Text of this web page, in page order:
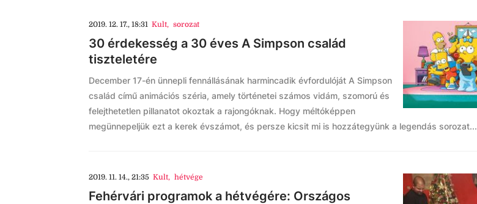
2019. 12. 17., 18:31 Kult, sorozat
30 érdekesség a 30 éves A Simpson család
tiszteletére
December 17-én ünnepli fennállásának harmincadik évfordulóját A Simpson
család című animációs széria, amely történetei számos vidám, szomorú és
felejthetetlen pillanatot okoztak a rajongóknak. Hogy méltóképpen
megünnepeljük ezt a kerek évszámot, és persze kicsit mi is hozzátegyünk a legendás sorozat...
2019. 11. 14., 21:35 Kult, hétvége
Fehérvári programok a hétvégére: Országos